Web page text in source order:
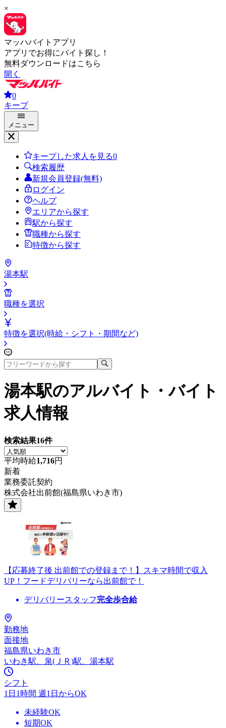
×
マッハバイトアプリ
アプリでお得にバイト探し！
無料ダウンロードはこちら
開く
0
キープ
メニュー
キープした求人を見る0
検索履歴
新規会員登録(無料)
ログイン
ヘルプ
エリアから探す
駅から探す
職種から探す
特徴から探す
湯本駅
職種を選択
特徴を選択(時給・シフト・期間など)
湯本駅のアルバイト・バイト
求人情報
検索結果16件
平均時給1,716円
新着
業務委託契約
株式会社出前館(福島県いわき市)
【応募終了後 出前館での登録まで！】スキマ時間で収入
UP！フードデリバリーなら出前館で！
デリバリースタッフ完全歩合給
勤務地
面接地
福島県いわき市
いわき駅、泉(ＪＲ)駅、湯本駅
シフト
1日1時間 週1日からOK
未経験OK
短期OK